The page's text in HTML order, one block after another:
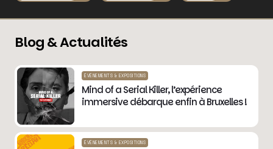
Blog & Actualités
ÉVÉNEMENTS & EXPOSITIONS
Mind of a Serial Killer, l’expérience
immersive débarque enfin à Bruxelles !
ÉVÉNEMENTS & EXPOSITIONS